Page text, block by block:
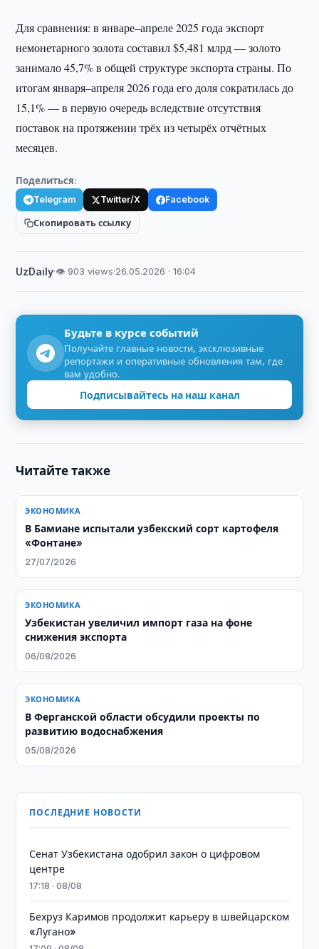
Для сравнения: в январе–апреле 2025 года экспорт
немонетарного золота составил $5,481 млрд — золото
занимало 45,7% в общей структуре экспорта страны. По
итогам января–апреля 2026 года его доля сократилась до
15,1% — в первую очередь вследствие отсутствия
поставок на протяжении трёх из четырёх отчётных
месяцев.
Поделиться:
Telegram Twitter/X Facebook
Скопировать ссылку
UzDaily·👁 903 views·26.05.2026 · 16:04
Будьте в курсе событий
Получайте главные новости, эксклюзивные
репортажи и оперативные обновления там, где
вам удобно.
Подписывайтесь на наш канал
Читайте также
ЭКОНОМИКА
В Бамиане испытали узбекский сорт картофеля
«Фонтане»
27/07/2026
ЭКОНОМИКА
Узбекистан увеличил импорт газа на фоне
снижения экспорта
06/08/2026
ЭКОНОМИКА
В Ферганской области обсудили проекты по
развитию водоснабжения
05/08/2026
ПОСЛЕДНИЕ НОВОСТИ
Сенат Узбекистана одобрил закон о цифровом
центре
17:18 · 08/08
Бехруз Каримов продолжит карьеру в швейцарском
«Лугано»